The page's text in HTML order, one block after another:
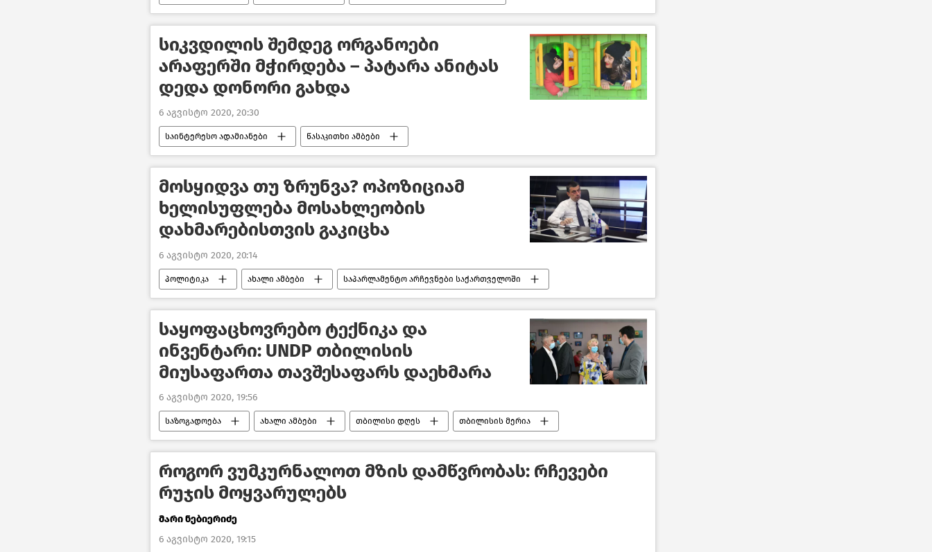
საქართველო
სიკვდილის შემდეგ ორგანოები
არაფერში მჭირდება – პატარა ანიტას
დედა დონორი გახდა
6 აგვისტო 2020, 20:30
საინტერესო ადამიანები წასაკითხი ამბები
მოსყიდვა თუ ზრუნვა? ოპოზიციამ
ხელისუფლება მოსახლეობის
დახმარებისთვის გაკიცხა
6 აგვისტო 2020, 20:14
პოლიტიკა ახალი ამბები საპარლამენტო არჩევნები საქართველოში
პოლიტიკა საქართველოში საქართველო
საყოფაცხოვრებო ტექნიკა და
ინვენტარი: UNDP თბილისის
მიუსაფართა თავშესაფარს დაეხმარა
6 აგვისტო 2020, 19:56
საზოგადოება ახალი ამბები თბილისი დღეს თბილისის მერია
საქართველო
როგორ ვუმკურნალოთ მზის დამწვრობას: რჩევები
რუჯის მოყვარულებს
მარი ნებიერიძე
6 აგვისტო 2020, 19:15